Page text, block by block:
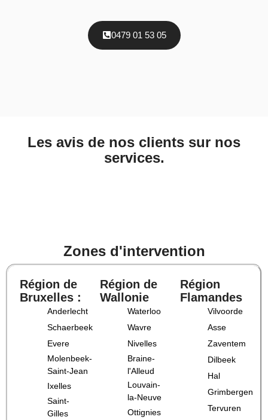
0479 01 53 05
Les avis de nos clients sur nos
services.
Zones d'intervention
Région de
Bruxelles :
Anderlecht
Schaerbeek
Evere
Molenbeek-
Saint-Jean
Ixelles
Saint-
Gilles
Région de
Wallonie
Waterloo
Wavre
Nivelles
Braine-
l'Alleud
Louvain-
la-Neuve
Ottignies
Région
Flamandes
Vilvoorde
Asse
Zaventem
Dilbeek
Hal
Grimbergen
Tervuren